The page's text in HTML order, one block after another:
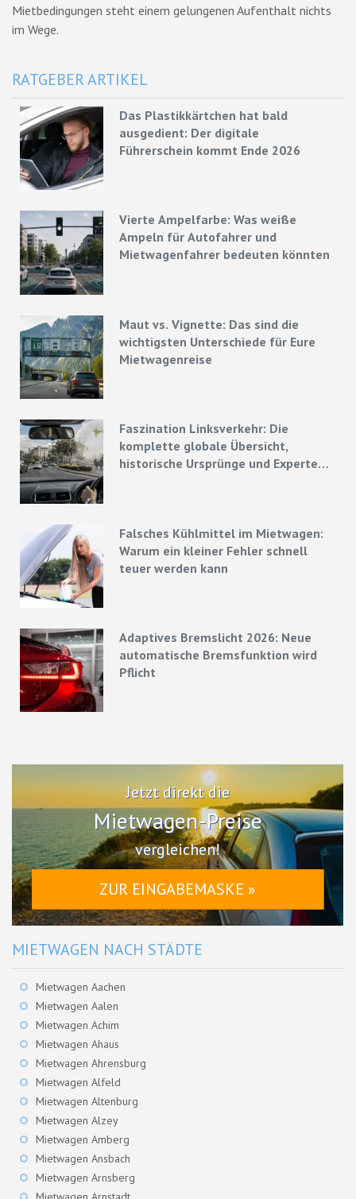
Mietbedingungen steht einem gelungenen Aufenthalt nichts
im Wege.
RATGEBER ARTIKEL
Das Plastikkärtchen hat bald
ausgedient: Der digitale
Führerschein kommt Ende 2026
Vierte Ampelfarbe: Was weiße
Ampeln für Autofahrer und
Mietwagenfahrer bedeuten könnten
Maut vs. Vignette: Das sind die
wichtigsten Unterschiede für Eure
Mietwagenreise
Faszination Linksverkehr: Die
komplette globale Übersicht,
historische Ursprünge und Experten-
Falsches Kühlmittel im Mietwagen:
Warum ein kleiner Fehler schnell
teuer werden kann
Adaptives Bremslicht 2026: Neue
automatische Bremsfunktion wird
Pflicht
Jetzt direkt die
Mietwagen-Preise
vergleichen!
ZUR EINGABEMASKE »
MIETWAGEN NACH STÄDTE
Mietwagen Aachen
Mietwagen Aalen
Mietwagen Achim
Mietwagen Ahaus
Mietwagen Ahrensburg
Mietwagen Alfeld
Mietwagen Altenburg
Mietwagen Alzey
Mietwagen Amberg
Mietwagen Ansbach
Mietwagen Arnsberg